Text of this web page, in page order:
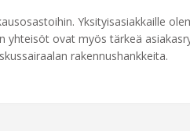
Yksityisasiakkaille
ovat myös tärkeä
rakennushankkeita.